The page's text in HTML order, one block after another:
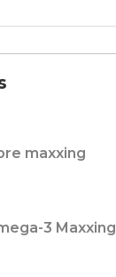
maxxing
3 Maxxing